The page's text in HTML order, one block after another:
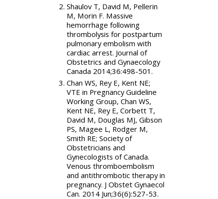
Shaulov T, David M, Pellerin
M, Morin F. Massive
hemorrhage following
thrombolysis for postpartum
pulmonary embolism with
cardiac arrest. Journal of
Obstetrics and Gynaecology
Canada 2014;36:498-501.
Chan WS, Rey E, Kent NE;
VTE in Pregnancy Guideline
Working Group, Chan WS,
Kent NE, Rey E, Corbett T,
David M, Douglas MJ, Gibson
PS, Magee L, Rodger M,
Smith RE; Society of
Obstetricians and
Gynecologists of Canada.
Venous thromboembolism
and antithrombotic therapy in
pregnancy. J Obstet Gynaecol
Can. 2014 Jun;36(6):527-53.